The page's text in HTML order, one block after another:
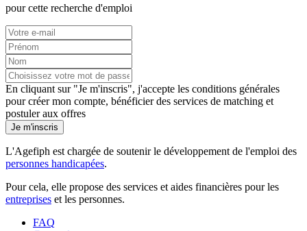
pour cette recherche d'emploi
En cliquant sur "Je m'inscris", j'accepte les conditions générales
pour créer mon compte, bénéficier des services de matching et
postuler aux offres
Je m'inscris
L'Agefiph est chargée de soutenir le développement de l'emploi des
personnes handicapées.
Pour cela, elle propose des services et aides financières pour les
entreprises et les personnes.
FAQ